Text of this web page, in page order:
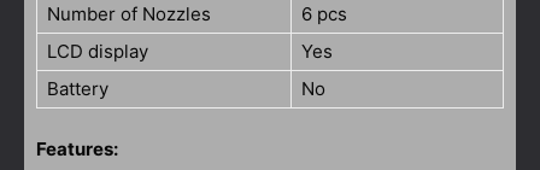
Number of Nozzles
6 pcs
LCD display
Yes
Battery
No
Features: